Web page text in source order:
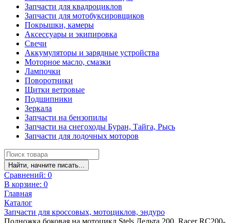
Запчасти для квадроциклов
Запчасти для мотобуксировщиков
Покрышки, камеры
Аксессуары и экипировка
Свечи
Аккумуляторы и зарядные устройства
Моторное масло, смазки
Лампочки
Поворотники
Щитки ветровые
Подшипники
Зеркала
Запчасти на бензопилы
Запчасти на снегоходы Буран, Тайга, Рысь
Запчасти для лодочных моторов
Найти, начните писать...
Сравнений: 0
В корзине: 0
Главная
Каталог
Запчасти для кроссовых, мотоциклов, эндуро
Подножка боковая на мотоцикл Stels Дельта 200, Racer RC200-